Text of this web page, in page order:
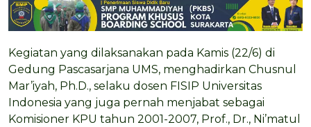
Kegiatan yang dilaksanakan pada Kamis (22/6) di
Gedung Pascasarjana UMS, menghadirkan Chusnul
Mar’iyah, Ph.D., selaku dosen FISIP Universitas
Indonesia yang juga pernah menjabat sebagai
Komisioner KPU tahun 2001-2007, Prof., Dr., Ni’matul